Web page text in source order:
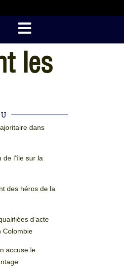
les
dans
de l’île sur la
des héros de la
d’acte
Colombie
accuse le